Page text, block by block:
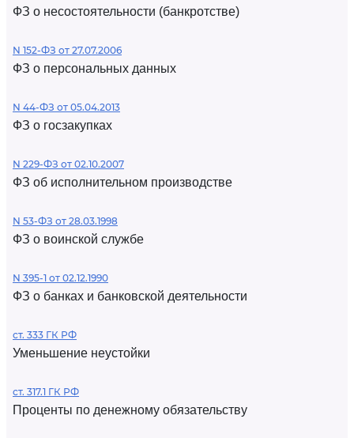
ФЗ о несостоятельности (банкротстве)
N 152-ФЗ от 27.07.2006
ФЗ о персональных данных
N 44-ФЗ от 05.04.2013
ФЗ о госзакупках
N 229-ФЗ от 02.10.2007
ФЗ об исполнительном производстве
N 53-ФЗ от 28.03.1998
ФЗ о воинской службе
N 395-1 от 02.12.1990
ФЗ о банках и банковской деятельности
ст. 333 ГК РФ
Уменьшение неустойки
ст. 317.1 ГК РФ
Проценты по денежному обязательству